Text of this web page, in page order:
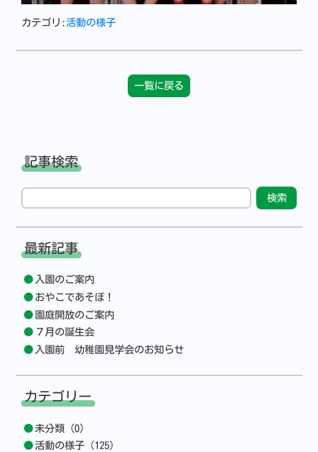
カテゴリ: 活動の様子
一覧に戻る
記事検索
最新記事
入園のご案内
おやこであそぼ！
園庭開放のご案内
７月の誕生会
入園前 幼稚園見学会のお知らせ
カテゴリー
未分類 (0)
活動の様子 (125)